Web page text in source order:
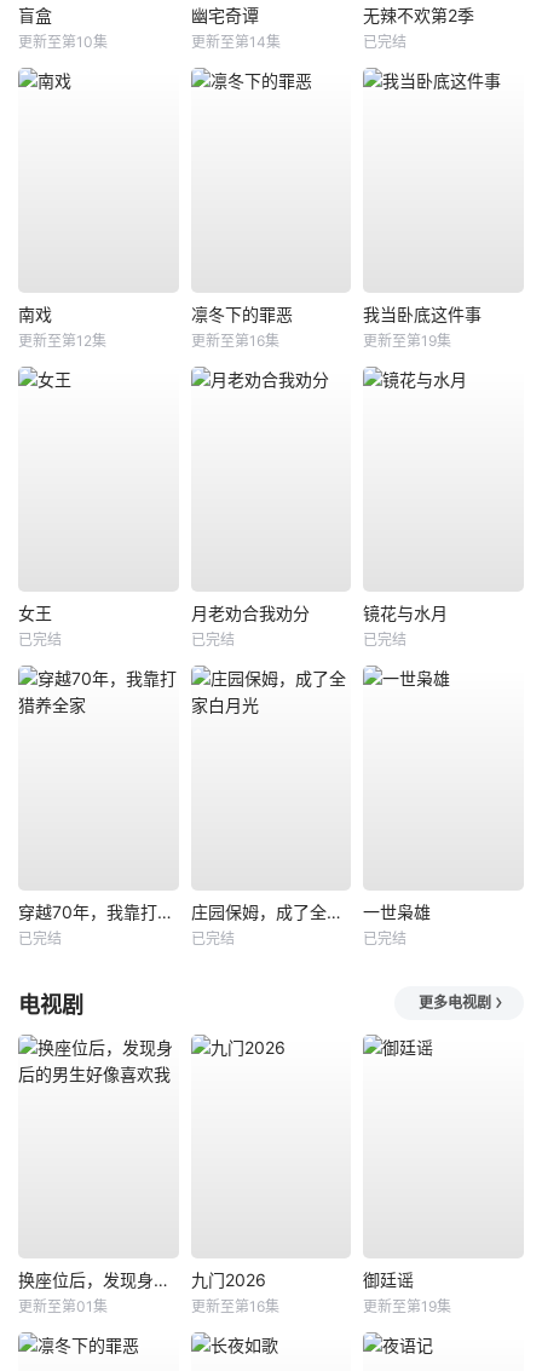
盲盒
更新至第10集
幽宅奇谭
更新至第14集
无辣不欢第2季
已完结
南戏
更新至第12集
凛冬下的罪恶
更新至第16集
我当卧底这件事
更新至第19集
女王
已完结
月老劝合我劝分
已完结
镜花与水月
已完结
穿越70年，我靠打猎养全家
已完结
庄园保姆，成了全家白月光
已完结
一世枭雄
已完结
电视剧 更多电视剧
换座位后，发现身后的男生好像喜欢我
更新至第01集
九门2026
更新至第16集
御廷谣
更新至第19集